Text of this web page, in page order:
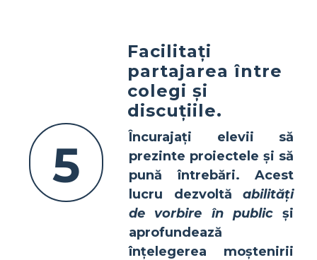
5
Facilitați
partajarea între
colegi și
discuțiile.
Încurajați elevii să
prezinte proiectele și să
pună întrebări. Acest
lucru dezvoltă abilități
de vorbire în publicși
aprofundează
înțelegerea moștenirii